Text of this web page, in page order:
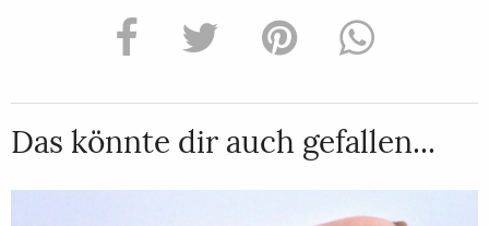
Das könnte dir auch gefallen...